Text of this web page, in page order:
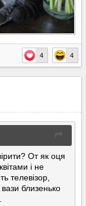
4 4
От як оця
і не
телевізор,
близенько